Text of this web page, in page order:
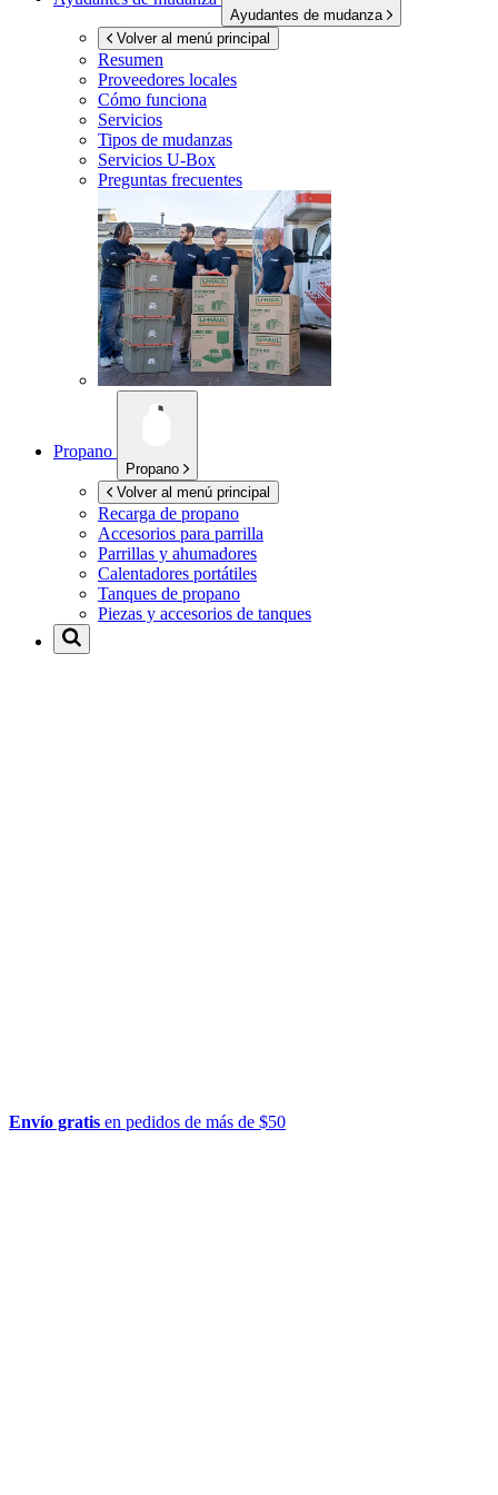
Ayudantes de mudanza
Volver al menú principal
Resumen
Proveedores locales
Cómo funciona
Servicios
Tipos de mudanzas
Servicios U-Box
Preguntas frecuentes
Propano
Propano
Volver al menú principal
Recarga de propano
Accesorios para parrilla
Parrillas y ahumadores
Calentadores portátiles
Tanques de propano
Piezas y accesorios de tanques
Envío gratis en pedidos de más de $50